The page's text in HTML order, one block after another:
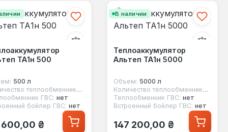
ТА1н 500
500 л
Количество теплообменников:
ГВС: нет
бойлер ГВС: нет
цена:
600,00 ₴
В наличии
Теплоаккумулятор
Альтеп ТА1н 5000
Объем: 5000 л
Количество теплообменников:
Теплообменник ГВС: нет
Встроенный бойлер ГВС: нет
Обычная цена:
147 200,00 ₴